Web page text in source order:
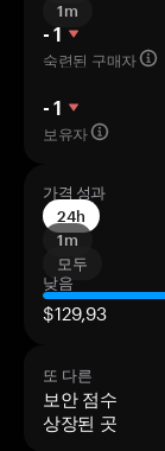
1m
- 1
숙련된 구매자
- 1
보유자
가격 성과
24h
1m
모두
낮음
$129,93
또 다른
보안 점수
상장된 곳